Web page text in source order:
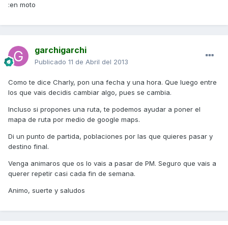
:en moto
garchigarchi
Publicado 11 de Abril del 2013
Como te dice Charly, pon una fecha y una hora. Que luego entre
los que vais decidis cambiar algo, pues se cambia.
Incluso si propones una ruta, te podemos ayudar a poner el
mapa de ruta por medio de google maps.
Di un punto de partida, poblaciones por las que quieres pasar y
destino final.
Venga animaros que os lo vais a pasar de PM. Seguro que vais a
querer repetir casi cada fin de semana.
Animo, suerte y saludos